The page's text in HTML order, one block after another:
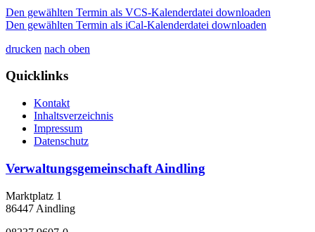
Den gewählten Termin als VCS-Kalenderdatei downloaden
Den gewählten Termin als iCal-Kalenderdatei downloaden
drucken nach oben
Quicklinks
Kontakt
Inhaltsverzeichnis
Impressum
Datenschutz
Verwaltungsgemeinschaft Aindling
Marktplatz 1
86447 Aindling